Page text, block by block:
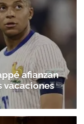
afianzan
vacaciones